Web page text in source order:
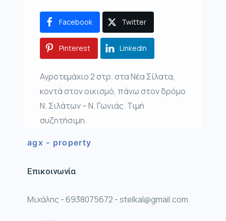
Facebook Twitter
Pinterest LinkedIn
Αγροτεμάχιο 2 στρ. στα Νέα Σίλατα,
κοντά στον οικισμό, πάνω στον δρόμο
Ν. Σιλάτων – Ν. Γωνιάς. Τιμή
συζητήσιμη.
agx - property
Επικοινωνία
Μιχάλης - 6938075672 - stelkal@gmail.com